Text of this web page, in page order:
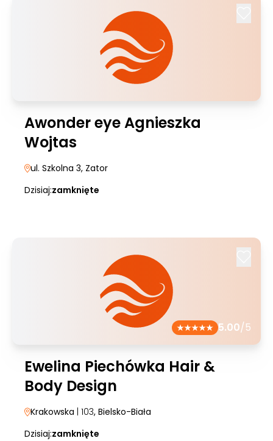
Awonder eye Agnieszka
Wojtas
ul. Szkolna 3, Zator
Dzisiaj:zamknięte
5.00/5
Ewelina Piechówka Hair &
Body Design
Krakowska | 103, Bielsko-Biała
Dzisiaj:zamknięte